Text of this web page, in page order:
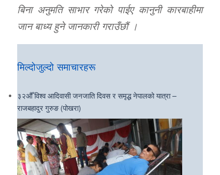
बिना अनुमति साभार गरेको पाईए कानुनी कारबाहीमा
जान बाध्य हुने जानकारी गराउँछौं ।
मिल्दोजुल्दो समाचारहरू
३२औँ विश्व आदिवासी जनजाति दिवस र समृद्ध नेपालको यात्रा –
राजबहादुर गुरुङ (पोखरा)